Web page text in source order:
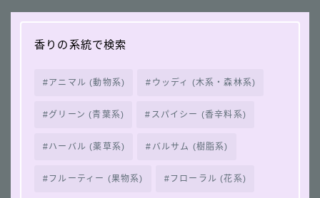
香りの系統で検索
アニマル (動物系) ウッディ (木系・森林系)
グリーン (青葉系) スパイシー (香辛料系)
ハーバル (薬草系) バルサム (樹脂系)
フルーティー (果物系) フローラル (花系)